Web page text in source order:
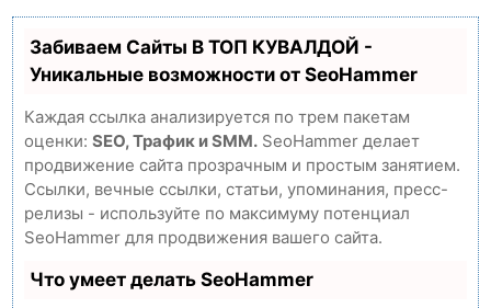
Забиваем Сайты В ТОП КУВАЛДОЙ -
Уникальные возможности от SeoHammer
Каждая ссылка анализируется по трем пакетам
оценки: SEO, Трафик и SMM. SeoHammer делает
продвижение сайта прозрачным и простым занятием.
Ссылки, вечные ссылки, статьи, упоминания, пресс-
релизы - используйте по максимуму потенциал
SeoHammer для продвижения вашего сайта.
Что умеет делать SeoHammer